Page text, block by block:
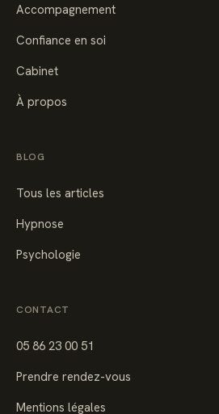
Accompagnement
Confiance en soi
Cabinet
À propos
BLOG
Tous les articles
Hypnose
Psychologie
CONTACT
05 86 23 00 51
Prendre rendez-vous
Mentions légales